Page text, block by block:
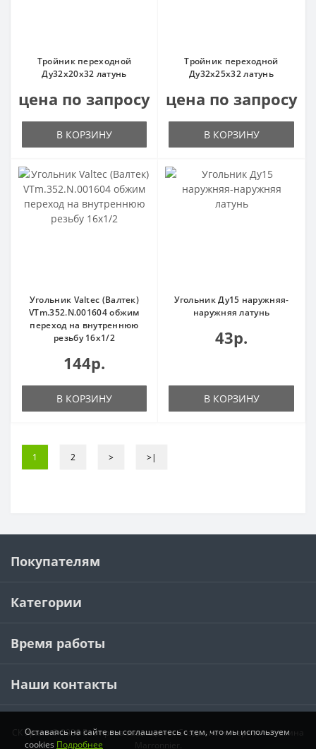
Тройник переходной
Ду32х20х32 латунь
цена по запросу
В КОРЗИНУ
Тройник переходной
Ду32х25х32 латунь
цена по запросу
В КОРЗИНУ
Угольник Valtec (Валтек)
VTm.352.N.001604 обжим
переход на внутреннюю
резьбу 16х1/2
144р.
В КОРЗИНУ
Угольник Ду15 наружняя-
наружняя латунь
43р.
В КОРЗИНУ
1 2 > >|
Покупателям
Категории
Время работы
Наши контакты
СК Урала © 2026 Все права защищены.Создание интернет-магазина
Marronnier.
Оставаясь на сайте вы соглашаетесь с тем, что мы используем
cookies Подробнее